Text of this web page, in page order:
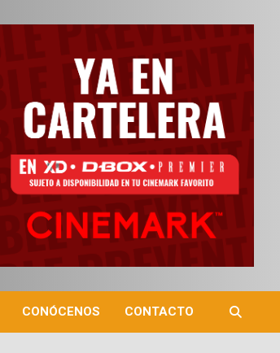
CONÓCENOS CONTACTO